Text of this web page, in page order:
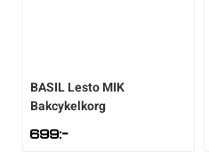
BASILLesto MIK
Bakcykelkorg
699:-